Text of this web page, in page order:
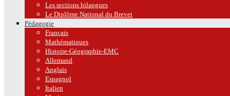
Les sections bilangues
Le Diplôme National du Brevet
Pédagogie
Français
Mathématiques
Histoire-Géographie-EMC
Allemand
Anglais
Espagnol
Italien